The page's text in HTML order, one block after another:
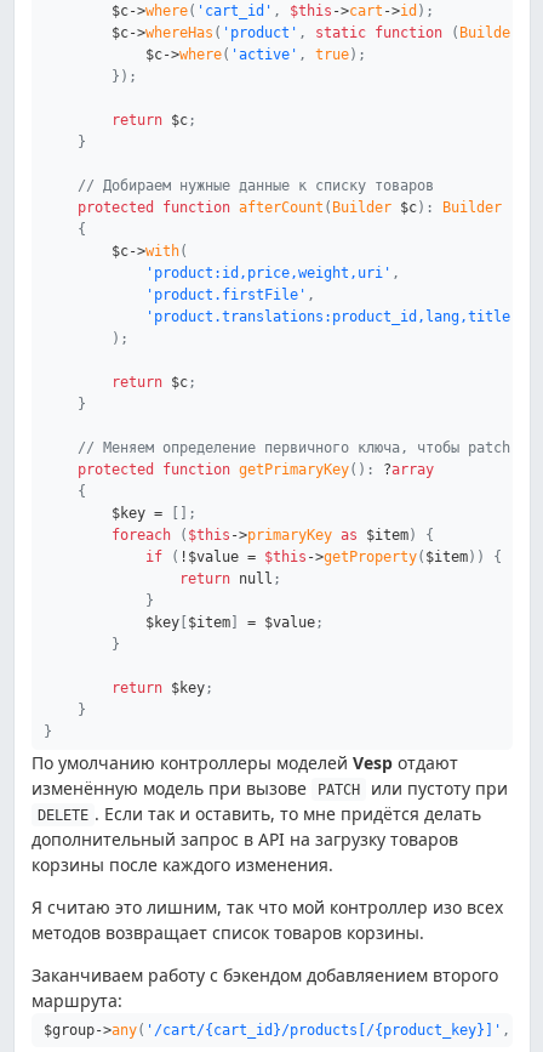
$c->where( 'cart_id' , $this ->cart ->id ) ;
$c->whereHas ( 'product' , static function ( Builder
$c->where( 'active' , true) ;
} ) ;
return $c;
}
// Добираем нужные данные к списку товаров
protected
function afterCount ( Builder $c) :
Builder
{
$c->with(
'product:id,price,weight,uri' ,
'product.firstFile' ,
'product.translations:product_id,lang,title'
) ;
return $c;
}
// Меняем определение первичного ключа, чтобы patch()
protected
function getPrimaryKey( ) : ?array
{
$key =
;
foreach
( $this ->primaryKey as $item)
{
if
( ! $value = $this ->getProperty( $item) )
{
return null ;
}
$key $item = $value;
}
return $key;
}
}
По умолчанию контроллеры моделей Vespотдают
изменённую модель при вызове
PATCH или пустоту при
DELETE . Если так и оставить, то мне придётся делать
дополнительный запрос в API на загрузку товаров
корзины после каждого изменения.
Я считаю это лишним, так что мой контроллер изо всех
методов возвращает список товаров корзины.
Заканчиваем работу с бэкендом добавляением второго
маршрута:
$group->any( '/cart/{cart_id}/products[/{product_key}]' ,